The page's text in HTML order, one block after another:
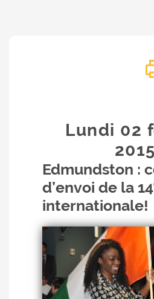
Lundi 02
2015
Edmundston :
d’envoi de la 14
internationale!